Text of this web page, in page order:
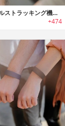
Cronovo｜ヘルストラッキング機能搭載スマートウォッチ「クロノボ」
+474